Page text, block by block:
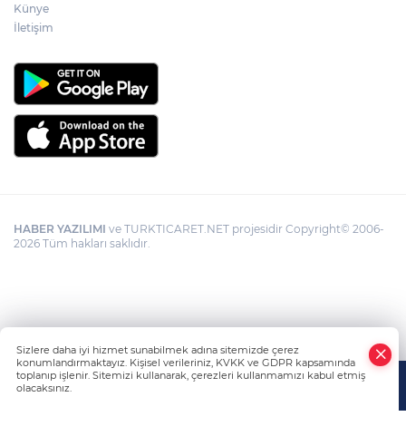
Künye
İletişim
HABER YAZILIMI ve TURKTICARET.NET projesidir Copyright© 2006-
2026 Tüm hakları saklıdır.
Sizlere daha iyi hizmet sunabilmek adına sitemizde çerez
konumlandırmaktayız. Kişisel verileriniz, KVKK ve GDPR kapsamında
toplanıp işlenir. Sitemizi kullanarak, çerezleri kullanmamızı kabul etmiş
olacaksınız.